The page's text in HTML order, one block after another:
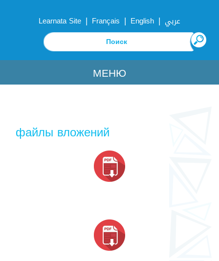
Learnata Site | Français | English | عربي
МЕНЮ
файлы вложений